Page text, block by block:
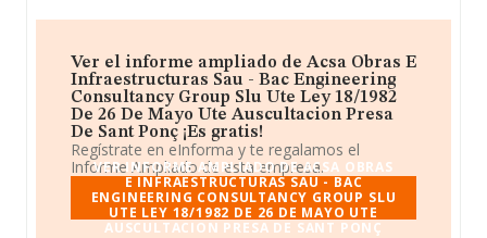
Ver el informe ampliado de Acsa Obras E
Infraestructuras Sau - Bac Engineering
Consultancy Group Slu Ute Ley 18/1982
De 26 De Mayo Ute Auscultacion Presa
De Sant Ponç ¡Es gratis!
Regístrate en eInforma y te regalamos el
Informe Ampliado de esta empresa.
VER INFORME AMPLIADO DE ACSA OBRAS
E INFRAESTRUCTURAS SAU - BAC
ENGINEERING CONSULTANCY GROUP SLU
UTE LEY 18/1982 DE 26 DE MAYO UTE
AUSCULTACION PRESA DE SANT PONÇ